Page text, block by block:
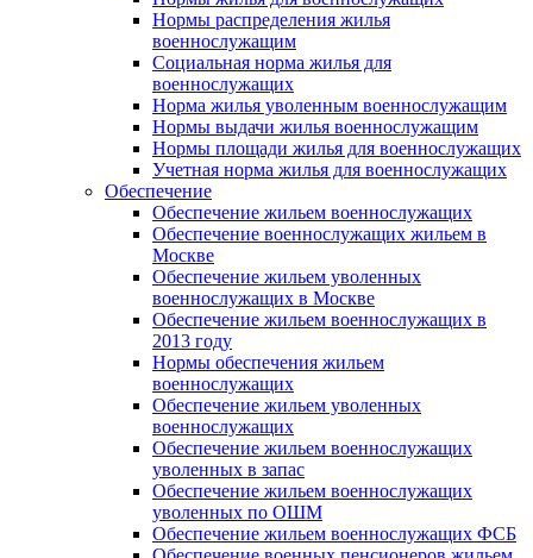
Нормы распределения жилья
военнослужащим
Социальная норма жилья для
военнослужащих
Норма жилья уволенным военнослужащим
Нормы выдачи жилья военнослужащим
Нормы площади жилья для военнослужащих
Учетная норма жилья для военнослужащих
Обеспечение
Обеспечение жильем военнослужащих
Обеспечение военнослужащих жильем в
Москве
Обеспечение жильем уволенных
военнослужащих в Москве
Обеспечение жильем военнослужащих в
2013 году
Нормы обеспечения жильем
военнослужащих
Обеспечение жильем уволенных
военнослужащих
Обеспечение жильем военнослужащих
уволенных в запас
Обеспечение жильем военнослужащих
уволенных по ОШМ
Обеспечение жильем военнослужащих ФСБ